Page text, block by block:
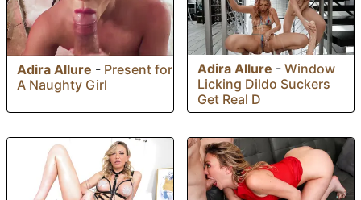
Adira Allure - Present for
A Naughty Girl
Adira Allure - Window
Licking Dildo Suckers
Get Real D